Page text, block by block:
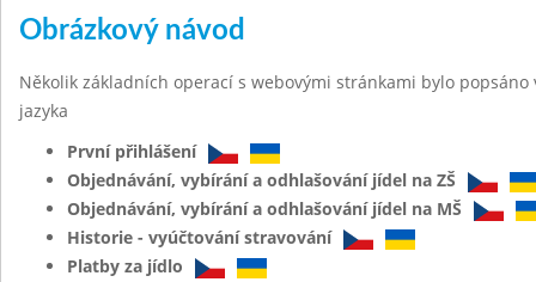
Obrázkový návod
Několik základních operací s webovými stránkami bylo
jazyka
První přihlášení
Objednávání, vybírání a odhlašování jídel na ZŠ
Objednávání, vybírání a odhlašování jídel na MŠ
Historie - vyúčtování stravování
Platby za jídlo